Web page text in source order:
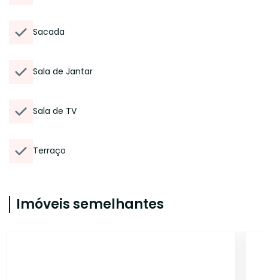
Sacada
Sala de Jantar
Sala de TV
Terraço
Imóveis semelhantes